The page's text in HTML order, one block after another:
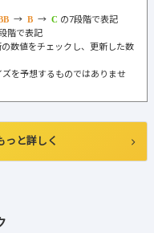
→ →
の7段階で表記
階で表記
数値をチェックし、更新した数
を予想するものではありませ
っと詳しく